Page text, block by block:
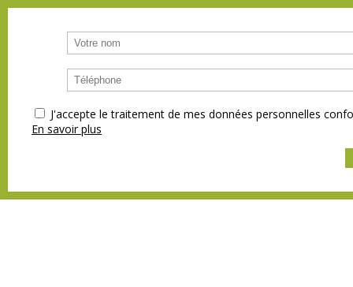
J'accepte le traitement de mes données personnelles
En savoir plus